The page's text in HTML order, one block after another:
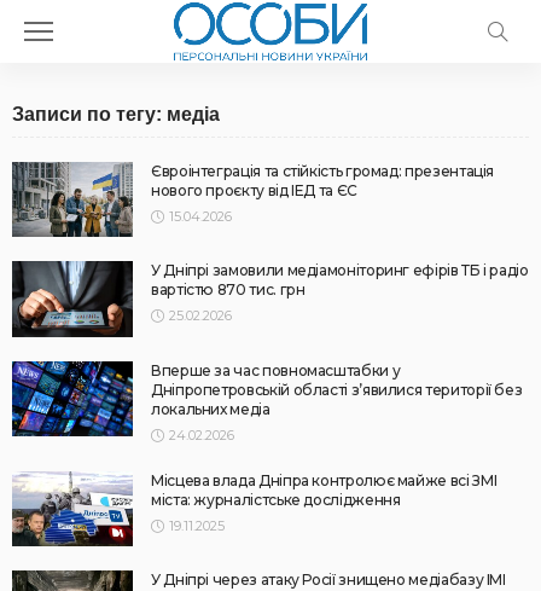
Записи по тегу: медіа
Євроінтеграція та стійкість громад: презентація
нового проєкту від ІЕД та ЄС
15.04.2026
У Дніпрі замовили медіамоніторинг ефірів ТБ і радіо
вартістю 870 тис. грн
25.02.2026
Вперше за час повномасштабки у
Дніпропетровській області з’явилися території без
локальних медіа
24.02.2026
Місцева влада Дніпра контролює майже всі ЗМІ
міста: журналістське дослідження
19.11.2025
У Дніпрі через атаку Росії знищено медіабазу ІМІ